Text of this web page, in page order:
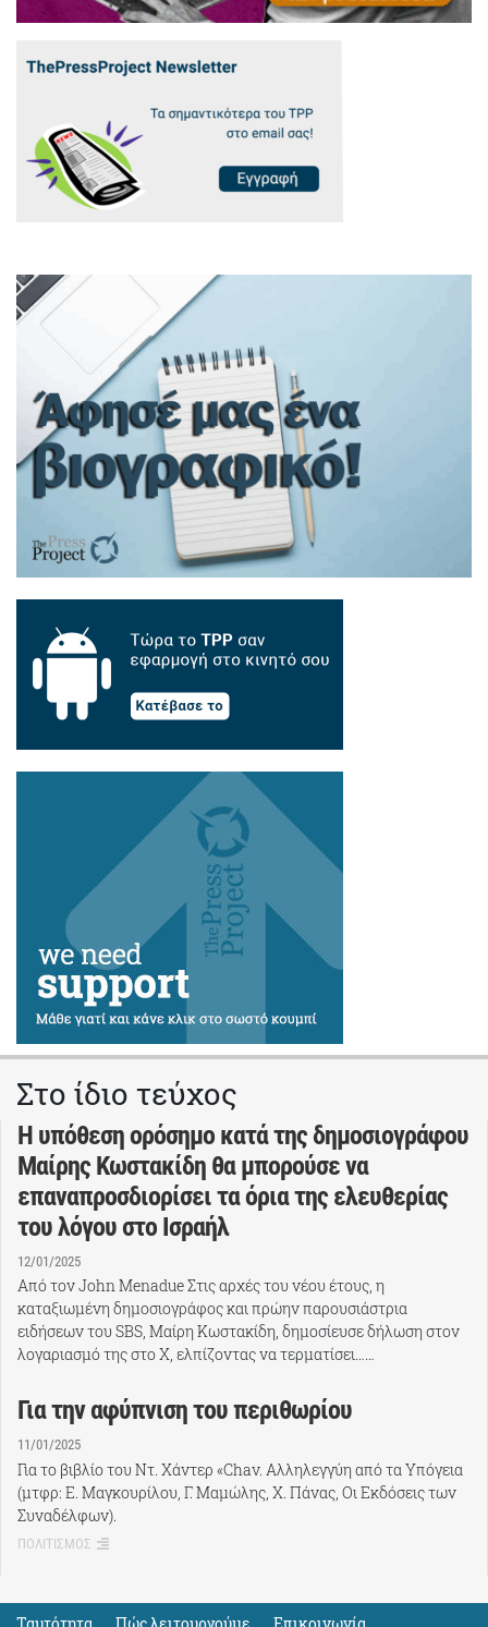
Στο ίδιο τεύχος
Η υπόθεση ορόσημο κατά της δημοσιογράφου
Μαίρης Κωστακίδη θα μπορούσε να
επαναπροσδιορίσει τα όρια της ελευθερίας
του λόγου στο Ισραήλ
12/01/2025
Από τον John Menadue Στις αρχές του νέου έτους, η
καταξιωμένη δημοσιογράφος και πρώην παρουσιάστρια
ειδήσεων του SBS, Μαίρη Κωστακίδη, δημοσίευσε δήλωση στον
λογαριασμό της στο X, ελπίζοντας να τερματίσει……
Για την αφύπνιση του περιθωρίου
11/01/2025
Για το βιβλίο του Ντ. Χάντερ «Chav. Αλληλεγγύη από τα Υπόγεια
(μτφρ: Ε. Μαγκουρίλου, Γ. Μαμώλης, Χ. Πάνας, Οι Εκδόσεις των
Συναδέλφων).
ΠΟΛΙΤΙΣΜΟΣ